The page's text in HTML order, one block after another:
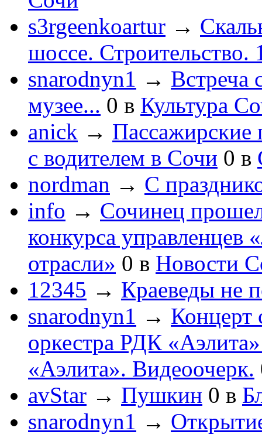
s3rgeenkoartur →
шоссе. Строительство.
snarodnyn1 → Встреча
музее... 0 в Культура
anick → Пассажирские
с водителем в Сочи 0 в
nordman → С
info → Сочинец
конкурса управленцев
отрасли» 0 в Новости
12345 → Краеведы не
snarodnyn1 → Концерт
оркестра РДК
«Аэлита». Видеоочерк.
avStar → Пушкин 0 в
snarodnyn1 →